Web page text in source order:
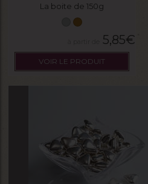
La boite de 150g
5,85€
VOIR LE PRODUIT